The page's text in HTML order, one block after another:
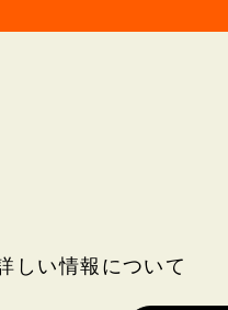
しい情報について